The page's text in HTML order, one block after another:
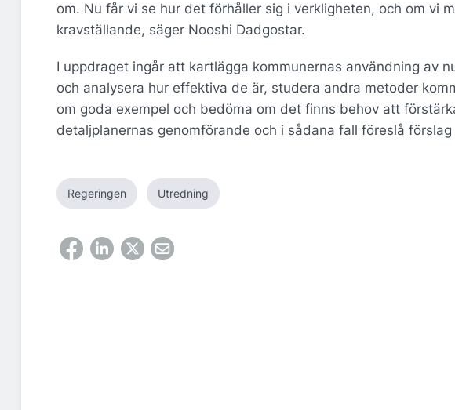
om. Nu får vi se hur det förhåller sig i verkligheten, och om vi
kravställande, säger Nooshi Dadgostar.
I uppdraget ingår att kartlägga kommunernas användning av
och analysera hur effektiva de är, studera andra metoder
om goda exempel och bedöma om det finns behov att
detaljplanernas genomförande och i sådana fall föreslå
Regeringen Utredning